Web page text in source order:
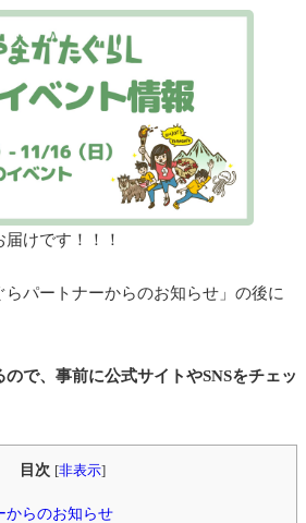
けです！！！
パートナーからのお知らせ」の後に
で、事前に公式サイトやSNSをチェッ
目次 [非表示]
からのお知らせ